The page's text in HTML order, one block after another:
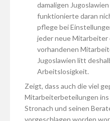
damaligen
funktionierte daran
pflege bei
jeder neue
vorhandenen
Jugoslawien litt
Arbeitslosigkeit.
Zeigt, dass auch die viel
Mitarbeiterbeteilungen
Stronach und seinen